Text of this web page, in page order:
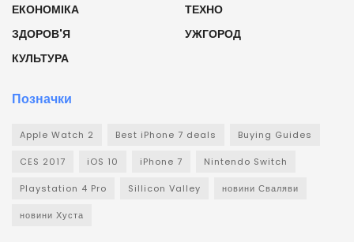
ЕКОНОМІКА
ЗДОРОВ'Я
КУЛЬТУРА
ТЕХНО
УЖГОРОД
Позначки
Apple Watch 2 Best iPhone 7 deals Buying Guides
CES 2017 iOS 10 iPhone 7 Nintendo Switch
Playstation 4 Pro Sillicon Valley новини Сваляви
новини Хуста